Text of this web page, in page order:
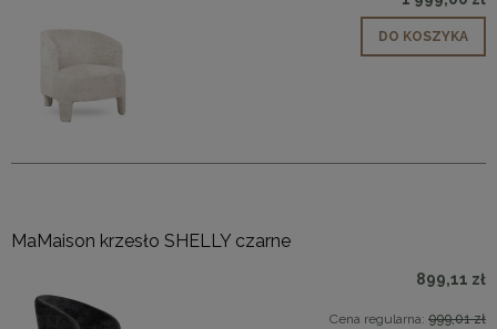
DO KOSZYKA
MaMaison krzesło SHELLY czarne
899,11 zł
Cena regularna: 999,01 zł